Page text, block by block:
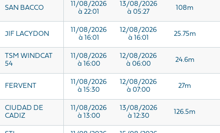
SAN BACCO
11/08/2026
à 22:01
13/08/2026
à 05:27
108m
JIF LACYDON
11/08/2026
à 16:01
12/08/2026
à 16:01
25.75m
TSM WINDCAT
54
11/08/2026
à 16:00
12/08/2026
à 06:00
24.6m
FERVENT
11/08/2026
à 15:30
12/08/2026
à 07:00
27m
CIUDAD DE
CADIZ
11/08/2026
à 13:00
13/08/2026
à 12:30
126.5m